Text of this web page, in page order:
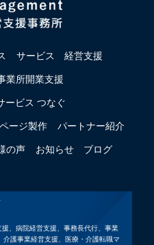
サービス 経営支援
業所開業支援
ービス つなぐ
ージ製作 パートナー紹介
の声 お知らせ ブログ
、病院経営支援、事務長代行、事業
護事業経営支援、医療・介護転職マ